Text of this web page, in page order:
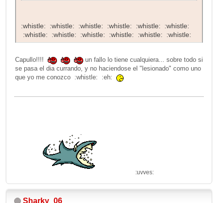
:whistle: :whistle: :whistle: :whistle: :whistle: :whistle:
:whistle: :whistle: :whistle: :whistle: :whistle: :whistle:
Capullo!!!!
un fallo lo tiene cualquiera... sobre todo si
se pasa el dia currando, y no haciendose el "lesionado" como uno
que yo me conozco :whistle: :eh:
:uvves:
Sharky_06